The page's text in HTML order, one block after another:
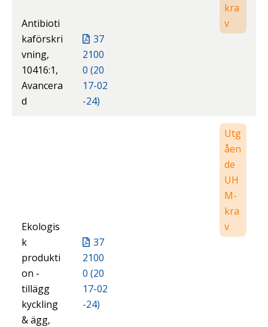
Antibioti
kaförskri
vning,
10416:1,
Avancera
d
37
2100
0 (20
17-02
-24)
kra
v
Ekologis
k
produkti
on -
tillägg
kyckling
& ägg,
37
2100
0 (20
17-02
-24)
Utg
åen
de
UH
M-
kra
v